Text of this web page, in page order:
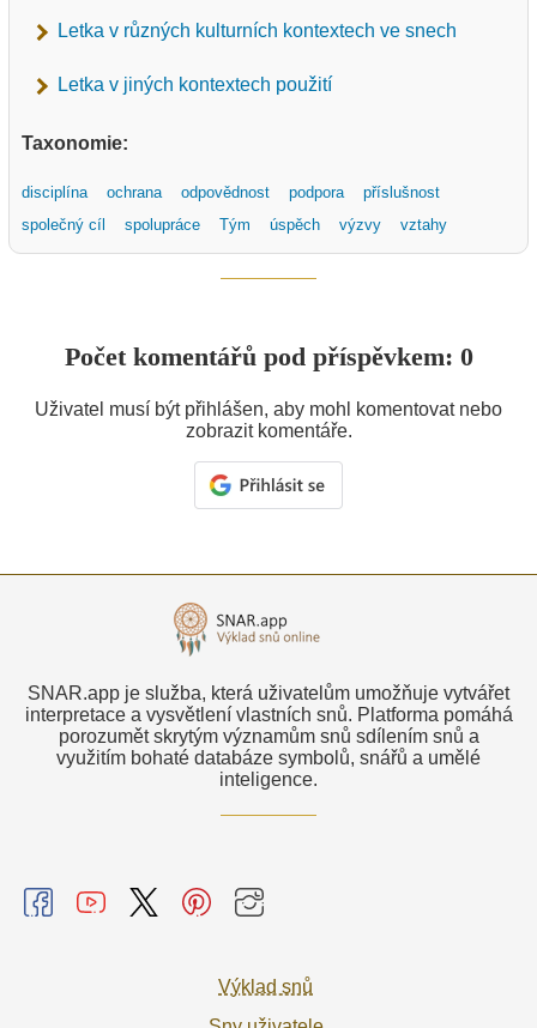
Letka v různých kulturních kontextech ve snech
Letka v jiných kontextech použití
Taxonomie:
disciplína ochrana odpovědnost podpora
příslušnost
společný cíl
spolupráce Tým úspěch výzvy vztahy
Počet komentářů pod příspěvkem: 0
Uživatel musí být přihlášen, aby mohl komentovat nebo
zobrazit komentáře.
SNAR.app je služba, která uživatelům umožňuje vytvářet
interpretace a vysvětlení vlastních snů. Platforma pomáhá
porozumět skrytým významům snů sdílením snů a
využitím bohaté databáze symbolů, snářů a umělé
inteligence.
Výklad snů